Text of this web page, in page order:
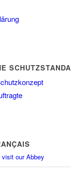
our Abbey